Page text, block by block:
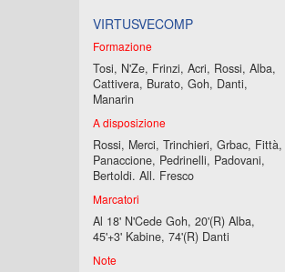
VIRTUSVECOMP
Formazione
Tosi, N'Ze, Frinzi, Acri, Rossi, Alba,
Cattivera, Burato, Goh, Danti,
Manarin
A disposizione
Rossi, Merci, Trinchieri, Grbac, Fittà,
Panaccione, Pedrinelli, Padovani,
Bertoldi. All. Fresco
Marcatori
Al 18' N'Cede Goh, 20'(R) Alba,
45'+3' Kabine, 74'(R) Danti
Note